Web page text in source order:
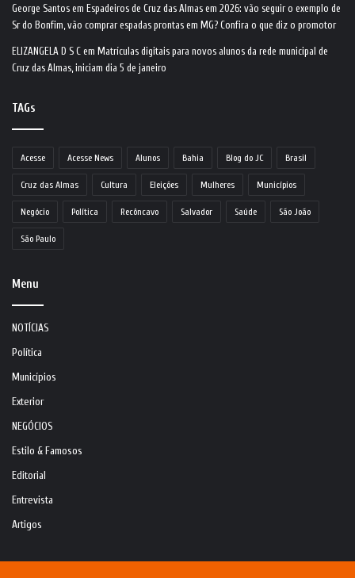
George Santos em Espadeiros de Cruz das Almas em 2026: vão seguir o exemplo de
Sr do Bonfim, vão comprar espadas prontas em MG? Confira o que diz o promotor
ELIZANGELA D S C em Matrículas digitais para novos alunos da rede municipal de
Cruz das Almas, iniciam dia 5 de janeiro
TAGs
Acesse Acesse News Alunos Bahia Blog do JC Brasil
Cruz das Almas Cultura Eleições Mulheres Municípios
Negócio Política Recôncavo Salvador Saúde São João
São Paulo
Menu
NOTÍCIAS
Política
Municípios
Exterior
NEGÓCIOS
Estilo & Famosos
Editorial
Entrevista
Artigos